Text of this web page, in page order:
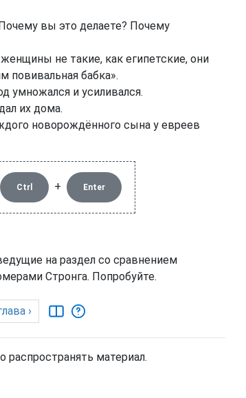
вы это делаете? Почему
не такие, как египетские, они
повивальная бабка».
умножался и усиливался.
их дома.
новорождённого сына у евреев
Ctrl + Enter
на раздел со сравнением
Стронга. Попробуйте.
›
распространять материал.